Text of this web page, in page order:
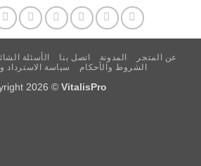
عن المتجر المدونة اتصل بنا الأسئلة
الشروط والأحكام
سياسة الاسترداد
2026 © VitalisPro